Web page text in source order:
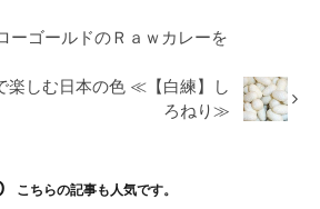
ーゴールドのＲａｗカレーを
楽しむ日本の色 ≪【白練】し
ろねり≫
こちらの記事も人気です。